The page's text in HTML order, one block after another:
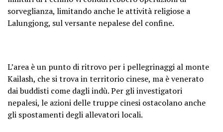
sorveglianza, limitando anche le attività religiose a
Lalungjong, sul versante nepalese del confine.
L’area è un punto di ritrovo per i pellegrinaggi al monte
Kailash, che si trova in territorio cinese, ma è venerato
dai buddisti come dagli indù. Per gli investigatori
nepalesi, le azioni delle truppe cinesi ostacolano anche
gli spostamenti degli allevatori locali.